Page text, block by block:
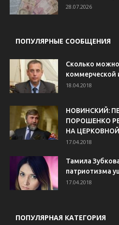
28.07.2026
ПОПУЛЯРНЫЕ СООБЩЕНИЯ
Сколько
18.04.2018
НОВИНСКИЙ:
ПОРОШЕНКО
НА
17.04.2018
Тамила
патриотизма
17.04.2018
ПОПУЛЯРНАЯ КАТЕГОРИЯ